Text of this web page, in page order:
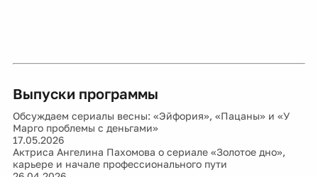
Выпуски программы
Обсуждаем сериалы весны: «Эйфория», «Пацаны» и «У
Марго проблемы с деньгами»
17.05.2026
Актриса Ангелина Пахомова о сериале «Золотое дно»,
карьере и начале профессионального пути